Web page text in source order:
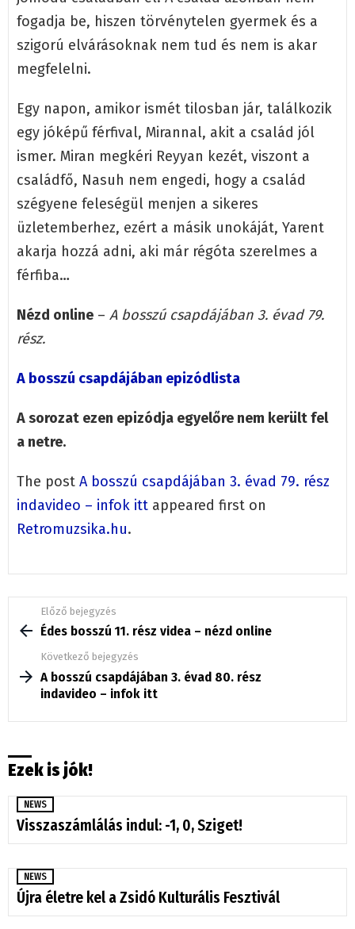
fogadja be, hiszen törvénytelen gyermek és a
szigorú elvárásoknak nem tud és nem is akar
megfelelni.
Egy napon, amikor ismét tilosban jár, találkozik
egy jóképű férfival, Mirannal, akit a család jól
ismer. Miran megkéri Reyyan kezét, viszont a
családfő, Nasuh nem engedi, hogy a család
szégyene feleségül menjen a sikeres
üzletemberhez, ezért a másik unokáját, Yarent
akarja hozzá adni, aki már régóta szerelmes a
férfiba…
Nézd online – A bosszú csapdájában 3. évad 79.
rész.
A bosszú csapdájában epizódlista
A sorozat ezen epizódja egyelőre nem került fel
a netre.
The post A bosszú csapdájában 3. évad 79. rész
indavideo – infok itt appeared first on
Retromuzsika.hu.
more
Előző bejegyzés
Édes bosszú 11. rész videa – nézd online
Következő bejegyzés
A bosszú csapdájában 3. évad 80. rész
indavideo – infok itt
Ezek is jók!
NEWS
Visszaszámlálás indul: -1, 0, Sziget!
NEWS
Újra életre kel a Zsidó Kulturális Fesztivál